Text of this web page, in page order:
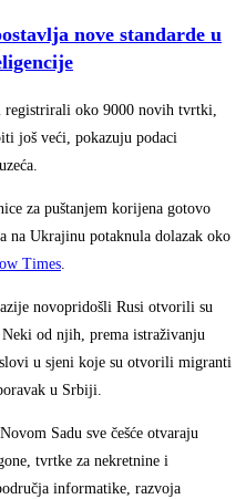
nove standarde u
registrirali oko 9000 novih tvrtki,
još veći, pokazuju podaci
za puštanjem korijena gotovo
na Ukrajinu potaknula dolazak oko
Times.
novopridošli Rusi otvorili su
od njih, prema istraživanju
u sjeni koje su otvorili migranti
u Srbiji.
Sadu sve češće otvaraju
tvrtke za nekretnine i
informatike, razvoja